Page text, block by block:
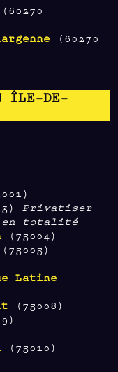
(60270
(60270
ÎLE-DE-
Privatiser
en totalité
(75004)
(75005)
Latine
(75008)
(75010)